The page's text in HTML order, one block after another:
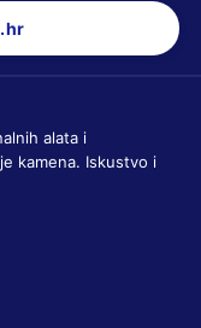
alata i
kamena. Iskustvo i